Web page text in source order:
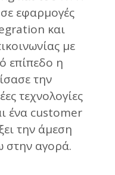
εφαρμογές
και
με
επίπεδο η
την
τεχνολογίες
ένα customer
την άμεση
αγορά.